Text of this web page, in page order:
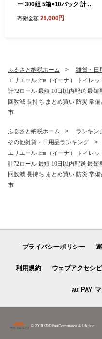
ー 300組 5箱×10パック 計50
短 10日以内 最短配送 ボック
寄附金額 26,000円
ふるさと納税ホーム 雑貨・日
エリエール i:na（イーナ） トイレ
計72ロール 最短 10日以内配送 最
回数減 長持ち まとめ買い 防災 常
市
ふるさと納税ホーム ランキン
その他雑貨・日用品ランキング
エリエール i:na（イーナ） トイレ
計72ロール 最短 10日以内配送 最
回数減 長持ち まとめ買い 防災 常
市
プライバシーポリシー
利用規約 ウェブアクセシ
au PAY
© 2016 KDDI/au Commerce & Life, Inc.